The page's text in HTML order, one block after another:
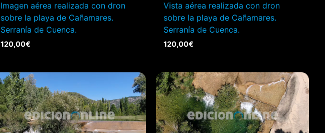
Imagen aérea realizada con dron
sobre la playa de Cañamares.
Serranía de Cuenca.
120,00€
Vista aérea realizada con dron
sobre la playa de Cañamares.
Serranía de Cuenca.
120,00€